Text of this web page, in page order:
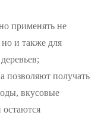
применять не
и также для
позволяют получать
вкусовые
остаются